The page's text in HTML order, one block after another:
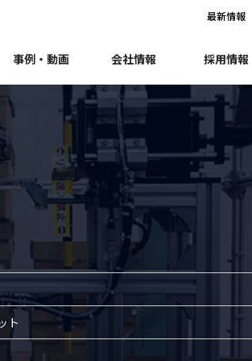
最新情報
事例・動画 会社情報 採用情報
ト